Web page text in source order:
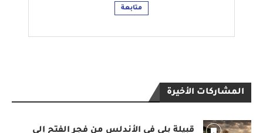
متابعة
المشاركات الأخيرة
قبيلة بلي في الأندلس من فجر الفتح إلى